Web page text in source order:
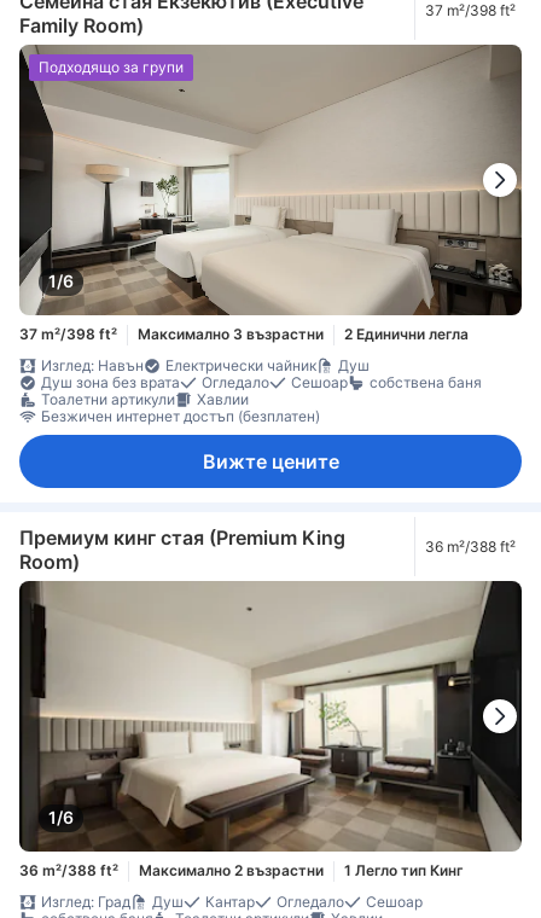
Family Room)
37 m²/398 ft²
1/6
Подходящо за групи
37 m²/398 ft² Максимално 3 възрастни
2 Единични легла
Изглед: Навън
Електрически чайник
Душ
Душ зона без врата
Огледало Сешоар
собствена баня
Тоалетни артикули
Хавлии
Безжичен интернет достъп (безплатен)
Вижте цените
Премиум кинг стая (Premium King
Room)
36 m²/388 ft²
1/6
36 m²/388 ft² Максимално 2 възрастни
1 Легло тип Кинг
Изглед: Град
Душ Кантар Огледало
Сешоар